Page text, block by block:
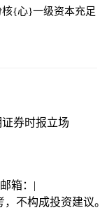
核{心}一级资本充足
券时报立场
箱： |
，不构成投资建议